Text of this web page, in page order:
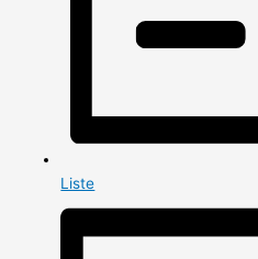
Liste